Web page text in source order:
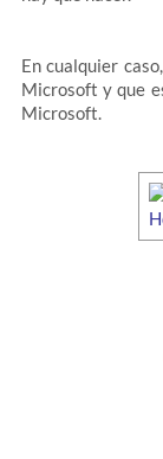
En cualquier
Microsoft y que
Microsoft.